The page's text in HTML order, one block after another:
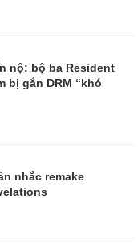
nộ: bộ ba Resident
bị gắn DRM “khó
nhắc remake